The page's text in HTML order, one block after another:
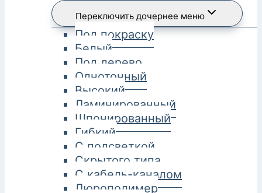
Переключить дочернее меню
Под покраску
Белый
Под дерево
Однотонный
Высокий
Ламинированный
Шпонированный
Гибкий
С подсветкой
Скрытого типа
С кабель-каналом
Дюрополимер